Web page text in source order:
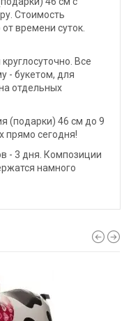
Стоимость
времени суток.
Все
- букетом, для
отдельных
(подарки) 46 см до 9
прямо сегодня!
- 3 дня. Композиции
намного